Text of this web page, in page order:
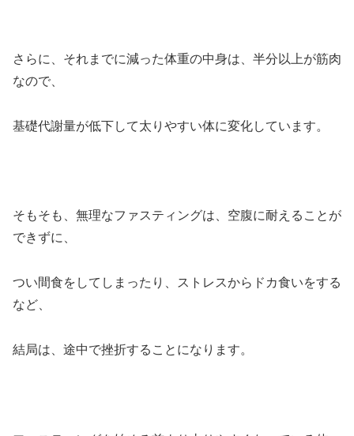
さらに、それまでに減った体重の中身は、半分以上が筋肉
なので、
基礎代謝量が低下して太りやすい体に変化しています。
そもそも、無理なファスティングは、空腹に耐えることが
できずに、
つい間食をしてしまったり、ストレスからドカ食いをする
など、
結局は、途中で挫折することになります。